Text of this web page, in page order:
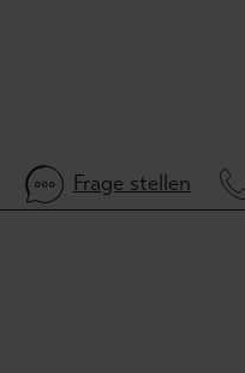
Frage stellen